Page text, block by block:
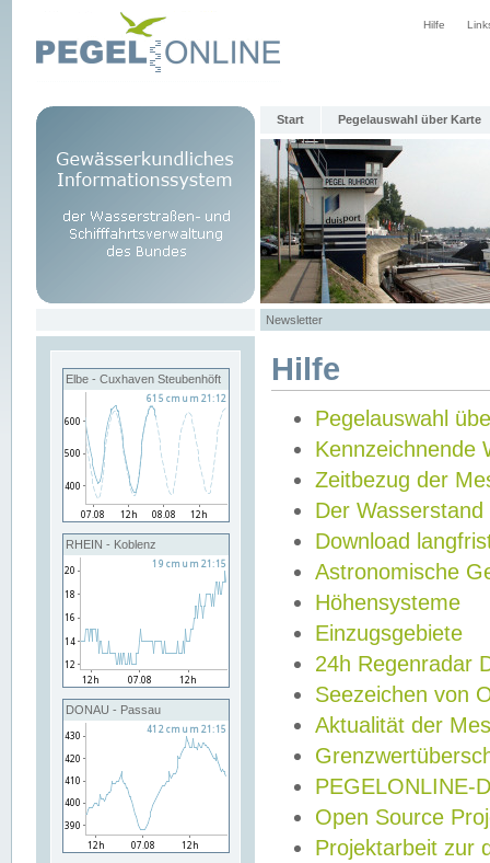
Hilfe
Start Pegelauswahl über Karte
Newsletter
Elbe - Cuxhaven Steubenhöft
RHEIN - Koblenz
DONAU - Passau
Hilfe
Pegelauswahl
Kennzeichnende
Zeitbezug der
Der Wasserstand
Download
Astronomische
Höhensysteme
Einzugsgebiete
24h Regenradar
Seezeichen von
Aktualität der
PEGELONLINE-
Open Source
Projektarbeit zur